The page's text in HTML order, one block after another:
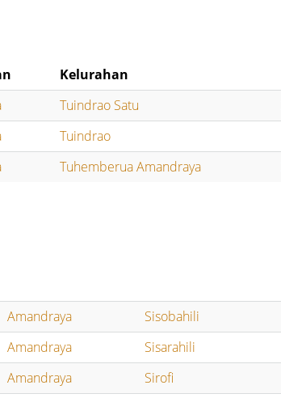
Kelurahan
Tuindrao Satu
Tuindrao
Tuhemberua Amandraya
Amandraya Sisobahili
Amandraya Sisarahili
Amandraya Sirofi